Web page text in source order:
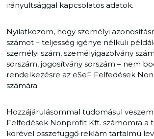
irányultsággal kapcsolatos adatok.
Nyilatkozom, hogy személyi
számot – teljesség igénye nélküli
személyi szám, személyigazolvány
sorszám, jogosítvány sorszám – nem
rendelkezésre az eSeF Felfedések
számára.
Hozzájárulásommal tudomásul
Felfedések Nonprofit Kft. számomra a
körével összefüggő reklám tartalmú